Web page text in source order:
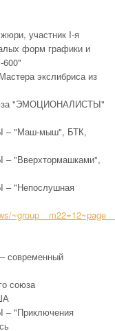
участник I-я
форм графики и
экслибриса из
"ЭМОЦИОНАЛИСТЫ"
"Маш-мыш", БТК,
"Непослушная
современный
союза
"Приключения